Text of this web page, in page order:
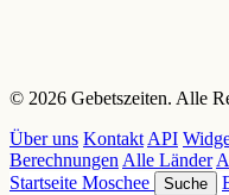
© 2026 Gebetszeiten. Alle
Über uns KontaktAPI
BerechnungenAlle Länder
Startseite Moschee Suche